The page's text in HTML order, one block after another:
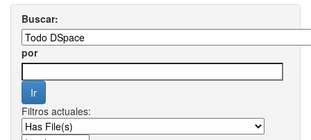
Buscar:
por
Filtros actuales: